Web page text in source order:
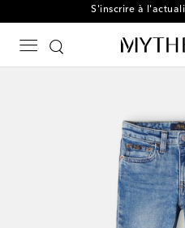
S'inscrire à